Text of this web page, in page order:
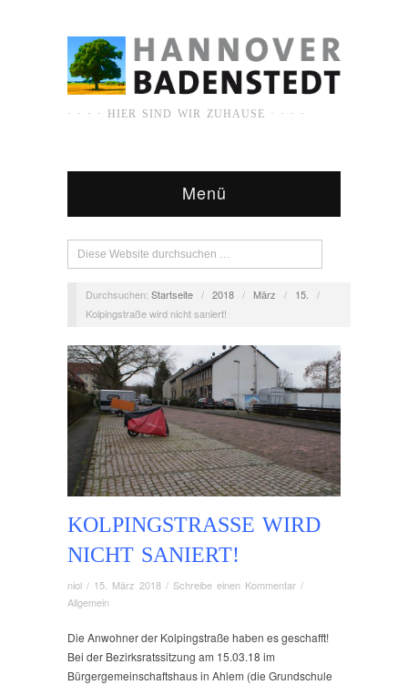
· · · · HIER SIND WIR ZUHAUSE · · · ·
Menü
Durchsuchen: Startseite / 2018 / März / 15.
/
Kolpingstraße wird nicht saniert!
KOLPINGSTRASSE WIRD N
ICHT SANIERT!
niol / 15. März 2018 / Schreibe einen Kommentar /
Allgemein
Die Anwohner der Kolpingstraße haben es geschafft!
Bei der Bezirksratssitzung am 15.03.18 im
Bürgergemeinschaftshaus in Ahlem (die Grundschule